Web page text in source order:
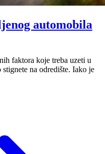
automobila
faktora koje treba uzeti u
na odredište. Iako je